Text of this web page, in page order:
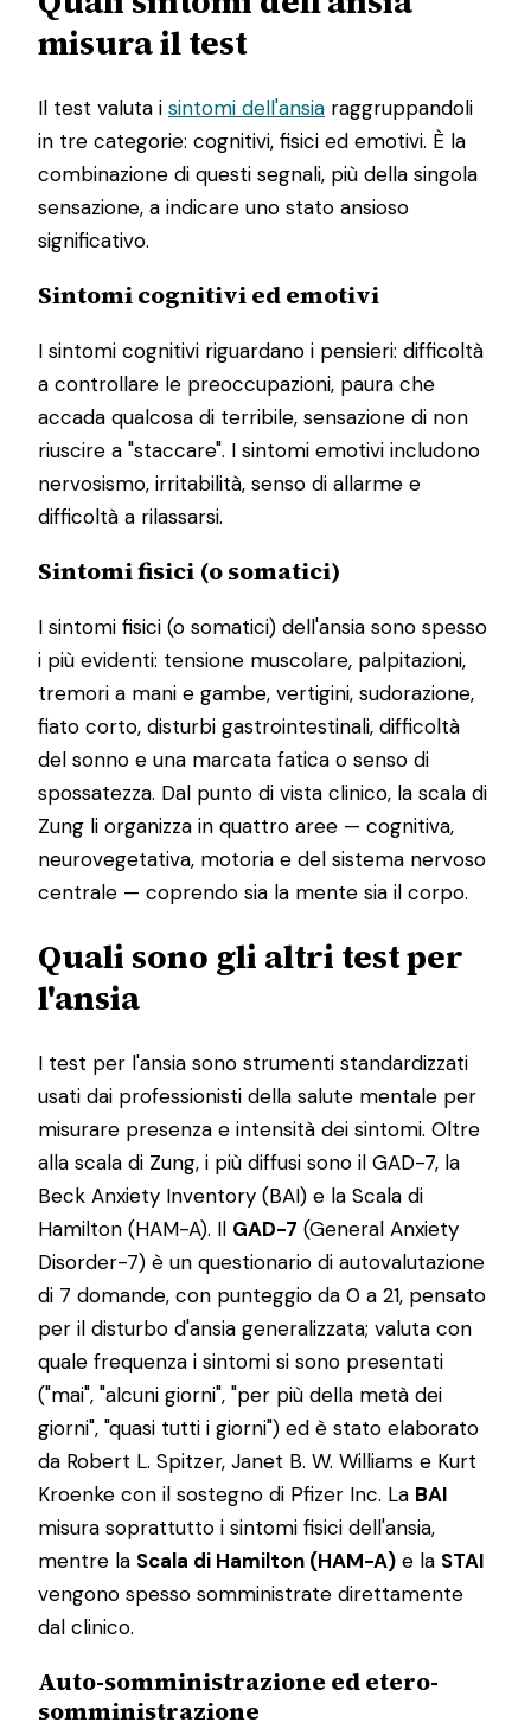
misura il test
Il test valuta i sintomi dell'ansia raggruppandoli
in tre categorie: cognitivi, fisici ed emotivi. È la
combinazione di questi segnali, più della singola
sensazione, a indicare uno stato ansioso
significativo.
Sintomi cognitivi ed emotivi
I sintomi cognitivi riguardano i pensieri: difficoltà
a controllare le preoccupazioni, paura che
accada qualcosa di terribile, sensazione di non
riuscire a "staccare". I sintomi emotivi includono
nervosismo, irritabilità, senso di allarme e
difficoltà a rilassarsi.
Sintomi fisici (o somatici)
I sintomi fisici (o somatici) dell'ansia sono spesso
i più evidenti: tensione muscolare, palpitazioni,
tremori a mani e gambe, vertigini, sudorazione,
fiato corto, disturbi gastrointestinali, difficoltà
del sonno e una marcata fatica o senso di
spossatezza. Dal punto di vista clinico, la scala di
Zung li organizza in quattro aree — cognitiva,
neurovegetativa, motoria e del sistema nervoso
centrale — coprendo sia la mente sia il corpo.
Quali sono gli altri test per
l'ansia
I test per l'ansia sono strumenti standardizzati
usati dai professionisti della salute mentale per
misurare presenza e intensità dei sintomi. Oltre
alla scala di Zung, i più diffusi sono il GAD-7, la
Beck Anxiety Inventory (BAI) e la Scala di
Hamilton (HAM-A). Il GAD-7 (General Anxiety
Disorder-7) è un questionario di autovalutazione
di 7 domande, con punteggio da 0 a 21, pensato
per il disturbo d'ansia generalizzata; valuta con
quale frequenza i sintomi si sono presentati
("mai", "alcuni giorni", "per più della metà dei
giorni", "quasi tutti i giorni") ed è stato elaborato
da Robert L. Spitzer, Janet B. W. Williams e Kurt
Kroenke con il sostegno di Pfizer Inc. La BAI
misura soprattutto i sintomi fisici dell'ansia,
mentre la Scala di Hamilton (HAM-A) e la STAI
vengono spesso somministrate direttamente
dal clinico.
Auto-somministrazione ed etero-
somministrazione